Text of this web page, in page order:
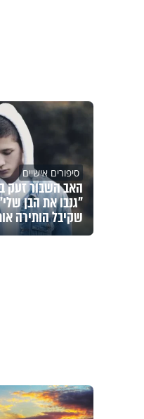
סיפורים אישיים
האב השבור זעק
"גנבו את הבן
שקיבל הותירה